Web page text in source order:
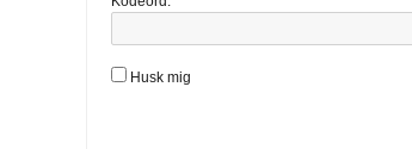
Husk mig